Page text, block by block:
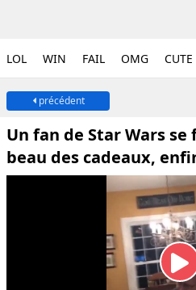
LOL WIN FAIL OMG CUTE
précédent
Un fan de Star Wars
beau des cadeaux,